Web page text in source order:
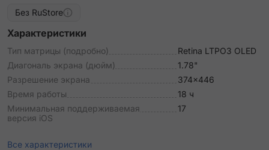
Без RuStore
Характеристики
Тип матрицы (подробно)
Retina LTPO3 OLED
Диагональ экрана (дюйм)
1.78"
Разрешение экрана
374x446
Время работы
18 ч
Минимальная поддерживаемая
версия iOS
17
Все характеристики